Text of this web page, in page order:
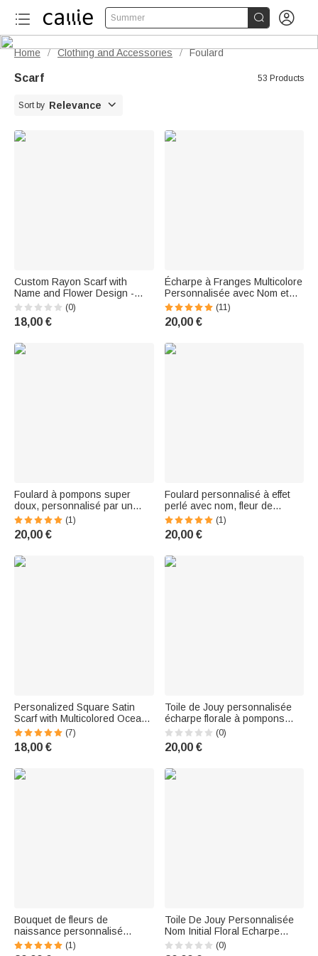
Summer  
Home / Clothing and Accessories / Foulard
Scarf 53 Products
Sort by Relevance 
Custom Rayon Scarf with
Name and Flower Design -
Abstract Art Style - Everyday
Birthday and Special Occasion
Gifts for Women
(0)
18,00 €
Écharpe à Franges Multicolore
Personnalisée avec Nom et
Fleur Style d'Aquarelle Cadeau
d'Anniversaire de Noël pour
Femme
(11)
20,00 €
Foulard à pompons super
doux, personnalisé par un
collage de 7 photos
Accessoire d'hiver, cadeau
d'anniversaire et de Noël pour
(1)
20,00 €
Foulard personnalisé à effet
perlé avec nom, fleur de
naissance, écharpe chaude à
pompons, cadeau
d'anniversaire pour ami(e) ou
(1)
20,00 €
Personalized Square Satin
Scarf with Multicolored Ocean
Art Design Featuring a Whale
and Jellyfish, Plus Name—
Travel Accessory, Party Gift for
(7)
18,00 €
Toile de Jouy personnalisée
écharpe florale à pompons
avec initiales et nom
Accessoire d'hiver
Anniversaire Cadeau
femmes
(0)
20,00 €
Bouquet de fleurs de
naissance personnalisé
Echarpe chaude à pompons
avec nom Accessoire d'hiver
(1)
Toile De Jouy Personnalisée
Nom Initial Floral Echarpe
Chaude avec Gland
Accessoire d'Hiver
(0)